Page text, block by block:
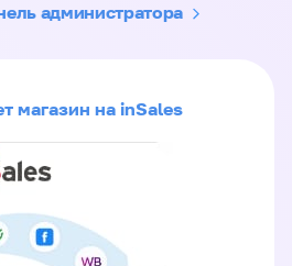
администратора
магазин на inSales